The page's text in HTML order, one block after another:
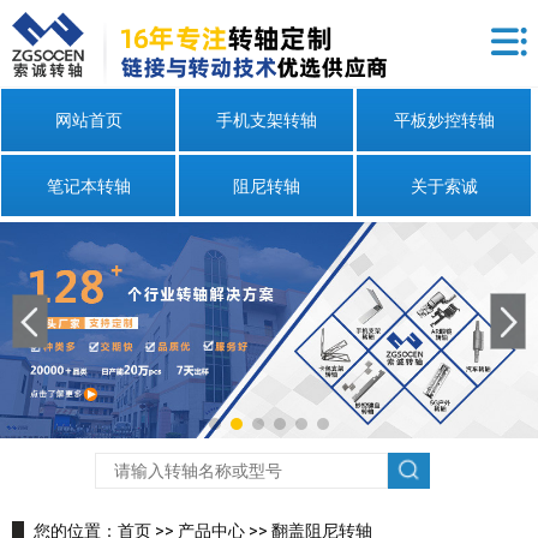
网站首页 手机支架转轴 平板妙控转轴
笔记本转轴 阻尼转轴 关于索诚
您的位置： 首页 >> 产品中心 >> 翻盖阻尼转轴